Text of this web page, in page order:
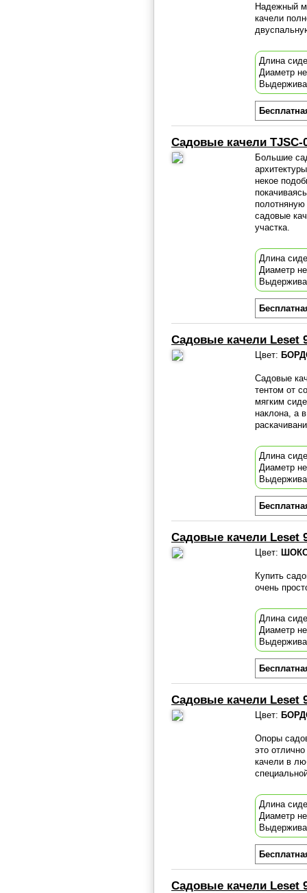
Надежный
качели
Длина
Диаметр
Садовые качели TJSC-
Большие
некое
садовые
участка.
Длина
Диаметр
Садовые качели Leset
Цвет:
Садовые
тентом от
мягким
наклона, а
Длина
Диаметр
Садовые качели Leset
Цвет:
Купить
очень
Длина
Диаметр
Садовые качели Leset
Цвет:
Опоры
это
качели в
Длина
Диаметр
Садовые качели Leset